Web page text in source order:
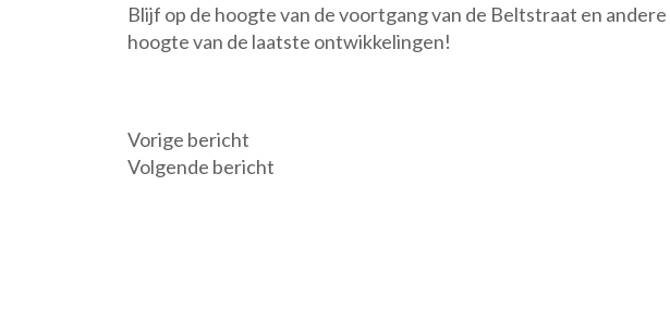
Blijf op de hoogte van de voortgang van de Beltstraat en
hoogte van de laatste ontwikkelingen!
Bericht
Vorige bericht
Volgende bericht